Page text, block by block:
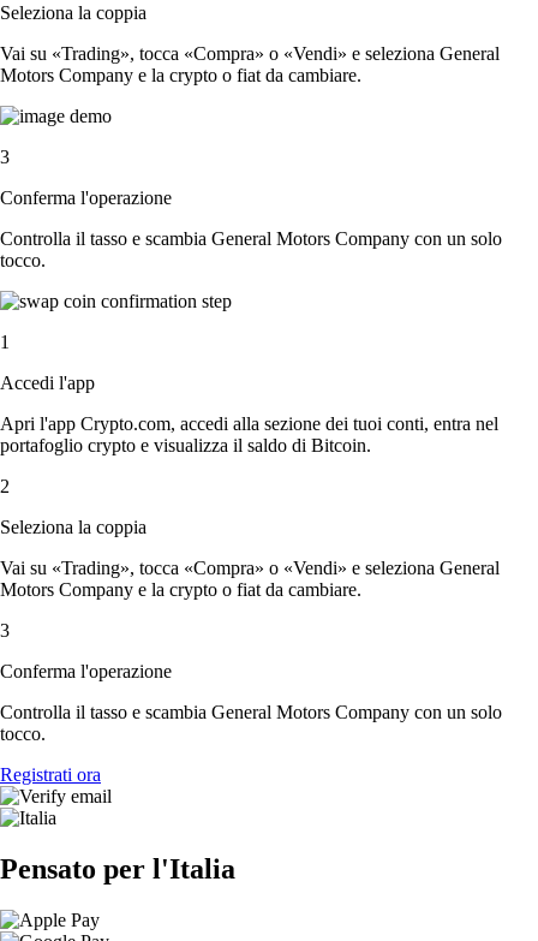
Seleziona la coppia
Vai su «Trading», tocca «Compra» o «Vendi» e seleziona General
Motors Company e la crypto o fiat da cambiare.
3
Conferma l'operazione
Controlla il tasso e scambia General Motors Company con un solo
tocco.
1
Accedi l'app
Apri l'app Crypto.com, accedi alla sezione dei tuoi conti, entra nel
portafoglio crypto e visualizza il saldo di Bitcoin.
2
Seleziona la coppia
Vai su «Trading», tocca «Compra» o «Vendi» e seleziona General
Motors Company e la crypto o fiat da cambiare.
3
Conferma l'operazione
Controlla il tasso e scambia General Motors Company con un solo
tocco.
Registrati ora
Pensato per l'Italia